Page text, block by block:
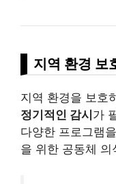
지역 환경 보
지역 환경을 보호
정기적인 감시가
다양한 프로그램
을 위한 공동체